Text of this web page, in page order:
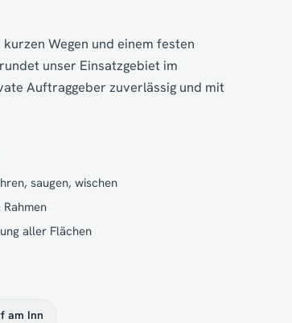
Wegen und einem festen
unser Einsatzgebiet im
Auftraggeber zuverlässig und mit
saugen, wischen
aller Flächen
am Inn